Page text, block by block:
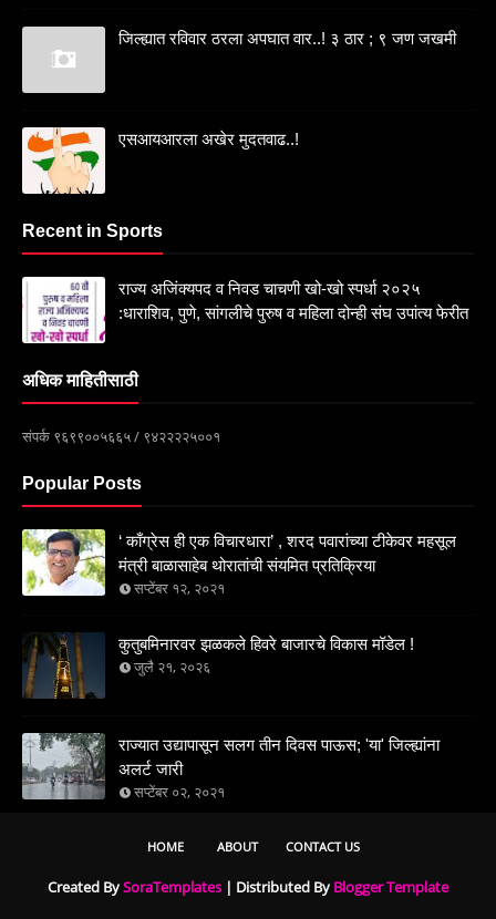
जिल्ह्यात रविवार ठरला अपघात वार..! ३ ठार ; ९ जण जखमी
एसआयआरला अखेर मुदतवाढ..!
Recent in Sports
राज्य अजिंक्यपद व निवड चाचणी खो-खो स्पर्धा २०२५
:धाराशिव, पुणे, सांगलीचे पुरुष व महिला दोन्ही संघ उपांत्य फेरीत
अधिक माहितीसाठी
संपर्क ९६९९००५६६५ / ९४२२२२५००१
Popular Posts
‘ काँग्रेस ही एक विचारधारा’ , शरद पवारांच्या टीकेवर महसूल
मंत्री बाळासाहेब थोरातांची संयमित प्रतिक्रिया
सप्टेंबर १२, २०२१
कुतुबमिनारवर झळकले हिवरे बाजारचे विकास मॉडेल !
जुलै २१, २०२६
राज्यात उद्यापासून सलग तीन दिवस पाऊस; 'या' जिल्ह्यांना
अलर्ट जारी
सप्टेंबर ०२, २०२१
HOME ABOUT CONTACT US
Created BySoraTemplates | Distributed By Blogger Template